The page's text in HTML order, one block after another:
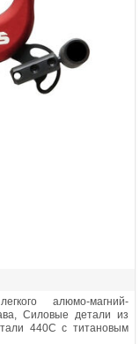
алюмо-магний-
Силовые детали из
440С с титановым